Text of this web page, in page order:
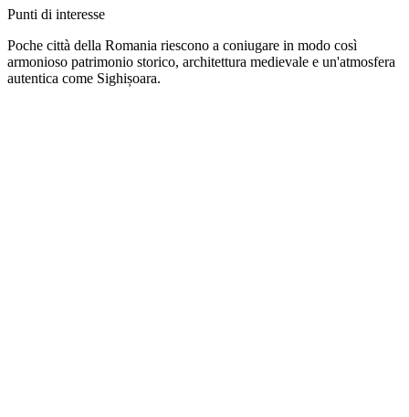
Punti di interesse
Poche città della Romania riescono a coniugare in modo così
armonioso patrimonio storico, architettura medievale e un'atmosfera
autentica come Sighișoara.